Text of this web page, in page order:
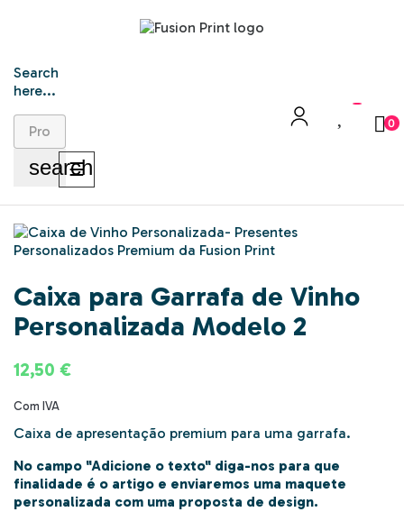
Search
here...
search
0
Toggle
navigation
☰
Caixa para Garrafa de Vinho
Personalizada Modelo 2
12,50 €
Com IVA
Caixa de apresentação premium para uma garrafa.
No campo "Adicione o texto" diga-nos para que
finalidade é o artigo e enviaremos uma maquete
personalizada com uma proposta de design.